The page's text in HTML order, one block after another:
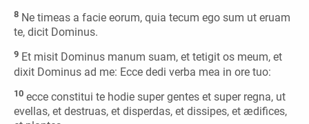
8 Ne timeas a facie eorum, quia tecum ego sum ut eruam
te, dicit Dominus.
9 Et misit Dominus manum suam, et tetigit os meum, et
dixit Dominus ad me: Ecce dedi verba mea in ore tuo:
10 ecce constitui te hodie super gentes et super regna, ut
evellas, et destruas, et disperdas, et dissipes, et ædifices,